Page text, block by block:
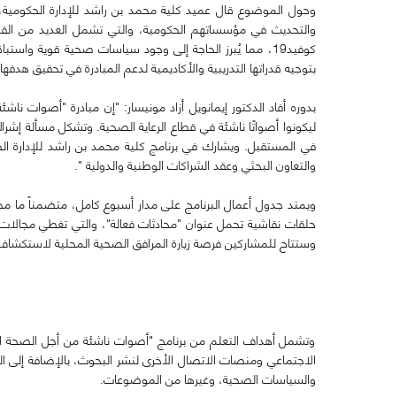
وحول الموضوع قال عميد كلية محمد بن راشد للإدارة الحكومية،
والتحديث في مؤسساتهم الحكومية، والتي تشمل العديد من
كوفيد19، مما يُبرز الحاجة إلى وجود سياسات صحية
بتوجيه قدراتها التدريبية والأكاديمية لدعم المبادرة في تحقيق
بدوره أفاد الدكتور إيمانويل أزاد مونيسار: "إن مبادرة
ليكونوا أصواتًا ناشئة في قطاع الرعاية الصحية. وتشكل مسألة
والتعاون البحثي وعقد الشراكات الوطنية والدولية ".
حلقات نقاشية تحمل عنوان "محادثات فعالة"، والتي تغطي
وستتاح للمشاركين فرصة زيارة المرافق الصحية المحلية
وتشمل أهداف التعلم من برنامج "أصوات ناشئة من أجل الصحة
الاجتماعي ومنصات الاتصال الأخرى لنشر البحوث، بالإضافة
والسياسات الصحية، وغيرها من الموضوعات.